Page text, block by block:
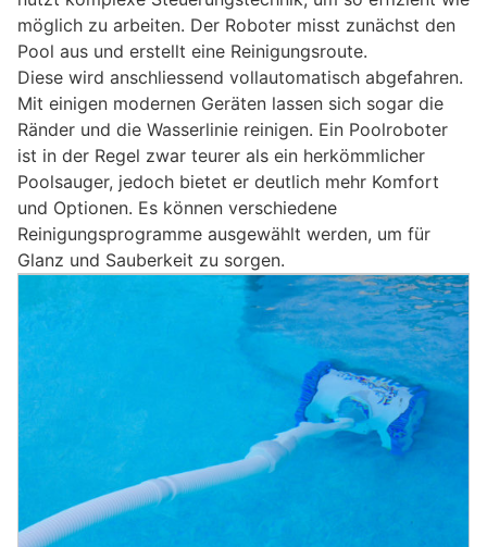
möglich zu arbeiten. Der Roboter misst zunächst den
Pool aus und erstellt eine Reinigungsroute.
Diese wird anschliessend vollautomatisch abgefahren.
Mit einigen modernen Geräten lassen sich sogar die
Ränder und die Wasserlinie reinigen. Ein Poolroboter
ist in der Regel zwar teurer als ein herkömmlicher
Poolsauger, jedoch bietet er deutlich mehr Komfort
und Optionen. Es können verschiedene
Reinigungsprogramme ausgewählt werden, um für
Glanz und Sauberkeit zu sorgen.